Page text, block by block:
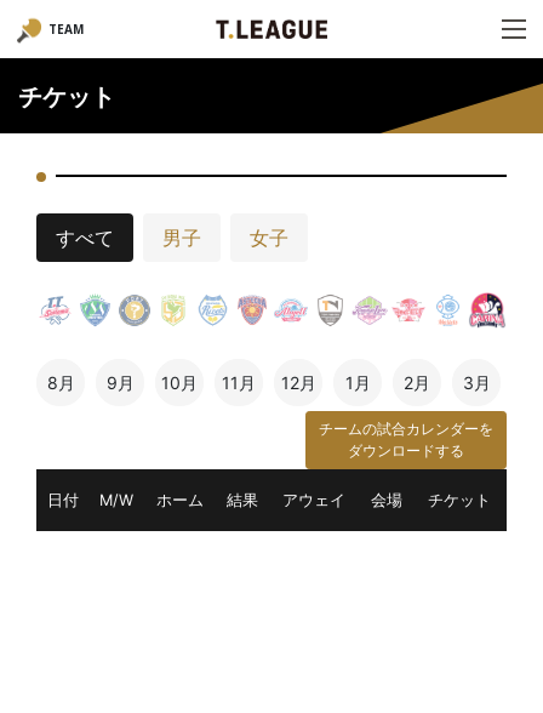
TEAM
チケット
すべて 男子 女子
8月 9月 10月 11月 12月 1月 2月 3月
チームの試合カレンダーを
ダウンロードする
日付 M/W ホーム 結果 アウェイ 会場 チケット